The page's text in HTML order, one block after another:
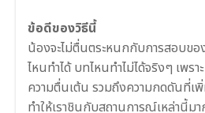
ข้อดีของวิธีนี้
น้องจะไม่ตื่นตระหนกกับการสอบขอ
ไหนทำได้ บทไหนทำไม่ได้จริงๆ เพร
ความตื่นเต้น รวมถึงความกดดันที่เ
ทำให้เราชินกับสถานการณ์เหล่านี้ม